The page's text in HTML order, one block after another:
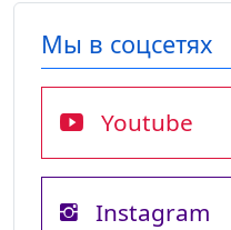
Мы в соцсетях
Youtube
Instagram